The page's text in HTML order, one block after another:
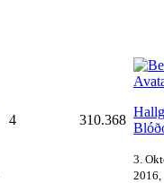
4 310.368
3.